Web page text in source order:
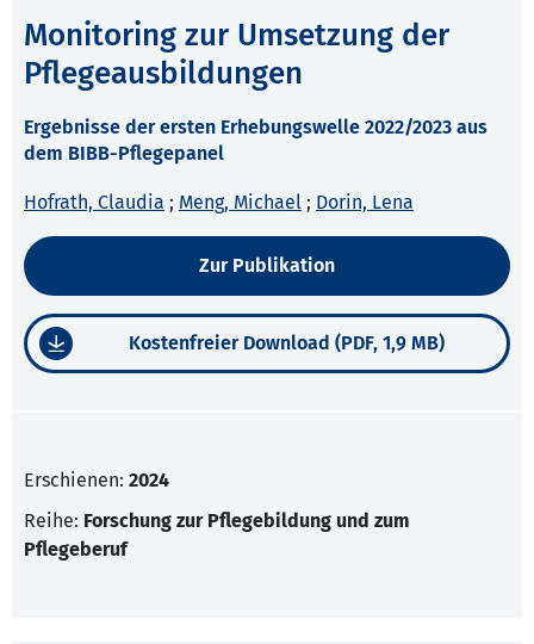
Monitoring zur Umsetzung der
Pflegeausbildungen
Ergebnisse der ersten Erhebungswelle 2022/2023 aus
dem BIBB-Pflegepanel
Hofrath, Claudia ; Meng, Michael ; Dorin, Lena
Zur Publikation
Kostenfreier Download (PDF, 1,9 MB)
Erschienen: 2024
Reihe: Forschung zur Pflegebildung und zum
Pflegeberuf